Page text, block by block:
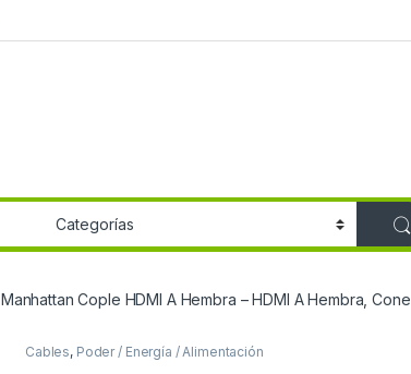
Manhattan Cople HDMI A Hembra – HDMI A Hembra,
Cables, Poder / Energía / Alimentación